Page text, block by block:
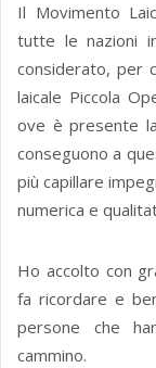
Il Movimento
tutte le nazioni
considerato, per
laicale Piccola
ove è presente
conseguono a
più capillare
numerica e
Ho accolto con
fa ricordare e
persone che
cammino.